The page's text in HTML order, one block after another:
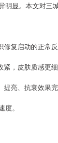
显。本文对三
复启动的正常反
，皮肤质感更细
亮、抗衰效果
。